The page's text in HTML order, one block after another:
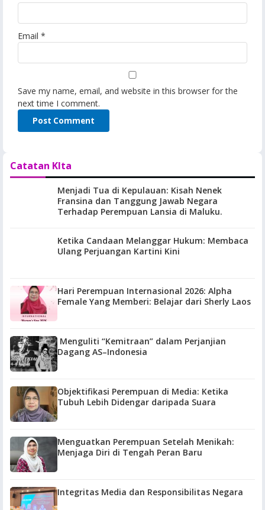
Email *
Save my name, email, and website in this browser for the
next time I comment.
Catatan KIta
Menjadi Tua di Kepulauan: Kisah Nenek
Fransina dan Tanggung Jawab Negara
Terhadap Perempuan Lansia di Maluku.
Ketika Candaan Melanggar Hukum: Membaca
Ulang Perjuangan Kartini Kini
Hari Perempuan Internasional 2026: Alpha
Female Yang Memberi: Belajar dari Sherly Laos
Menguliti “Kemitraan” dalam Perjanjian
Dagang AS–Indonesia
Objektifikasi Perempuan di Media: Ketika
Tubuh Lebih Didengar daripada Suara
Menguatkan Perempuan Setelah Menikah:
Menjaga Diri di Tengah Peran Baru
Integritas Media dan Responsibilitas Negara